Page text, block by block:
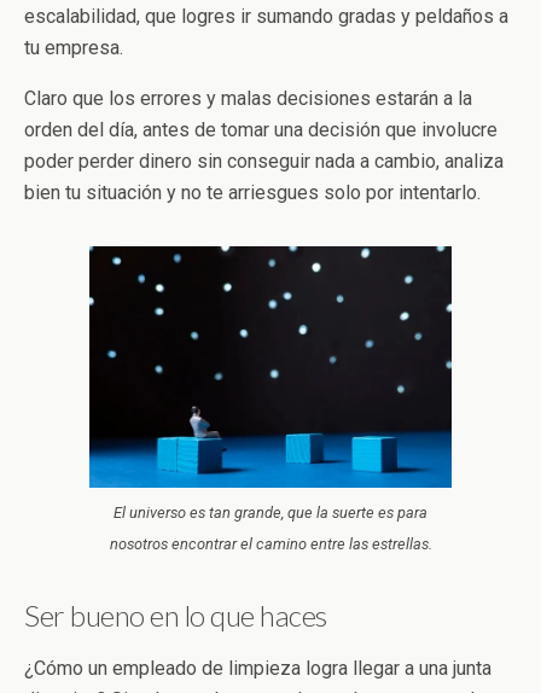
escalabilidad, que logres ir sumando gradas y peldaños a
tu empresa.
Claro que los errores y malas decisiones estarán a la
orden del día, antes de tomar una decisión que involucre
poder perder dinero sin conseguir nada a cambio, analiza
bien tu situación y no te arriesgues solo por intentarlo.
El universo es tan grande, que la suerte es para
nosotros encontrar el camino entre las estrellas.
Ser bueno en lo que haces
¿Cómo un empleado de limpieza logra llegar a una junta